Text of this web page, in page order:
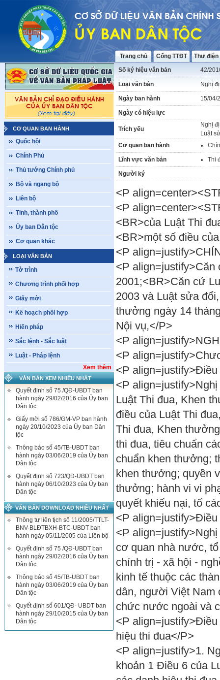
Trang chủ Cổng TTĐT Thư
CƠ QUAN BAN HÀNH
Quốc hội
Chính Phủ
Thủ tướng Chính phủ
Bộ và ngang bộ
Liên bộ
Tỉnh, thành phố
Ủy ban Dân tộc
Cơ quan khác
LOẠI VĂN BẢN
Tờ trình
Chương trình phối hợp
Giấy mời
Kế hoạch phối hợp
Hiến pháp
Sắc lệnh - Sắc luật
Luật - Pháp lệnh
Xem thêm
VĂN BẢN XEM NHIỀU NHẤT
Quyết định số 75 /QĐ-UBDT ban
hành ngày 29/02/2016 của Ủy ban
Dân tộc
Giấy mời số 786/GM-VP ban hành
ngày 20/10/2023 của Ủy ban Dân
tộc
Thông báo số 45/TB-UBDT ban
hành ngày 03/06/2019 của Ủy ban
Dân tộc
Quyết định số 723/QĐ-UBDT ban
hành ngày 06/10/2023 của Ủy ban
Dân tộc
VĂN BẢN DOWNLOAD NHIỀU NHẤT
Thông tư liên tịch số 11/2005/TTLT-
BNV-BLĐTBXH-BTC-UBDT ban
hành ngày 05/11/2005 của Liên bộ
Quyết định số 75 /QĐ-UBDT ban
hành ngày 29/02/2016 của Ủy ban
Dân tộc
Thông báo số 45/TB-UBDT ban
hành ngày 03/06/2019 của Ủy ban
Dân tộc
Quyết định số 601/QĐ- UBDT ban
hành ngày 29/10/2015 của Ủy ban
Dân tộc
Số ký hiệu văn bản 42/
Loại văn bản Nghị
Ngày ban hành 15/04/
Ngày có hiệu lực
Trích yếu
Nghị
Luật
Cơ quan ban hành
Lĩnh vực văn bản Thi
Người ký
<P
<P
<BR>của Luật Thi
<BR>một số điều
<P
<P align=justify>Căn
2001;<BR>Căn cứ
2003 và Luật sửa
thưởng ngày 14
Nội vụ,</P>
<P
<P
<P
<P
Luật Thi đua, Khen
điều của Luật Thi
Thi đua, Khen
thi đua, tiêu chuẩn
chuẩn khen thưởng;
khen thưởng; quyền
thưởng; hành vi vi
quyết khiếu nại, tố
<P
<P
cơ quan nhà nước,
chính trị - xã hội -
kinh tế thuộc các
dân, người Việt
chức nước ngoài và
<P
hiệu thi đua</P>
<P align=justify>1.
khoản 1 Điều 6 của